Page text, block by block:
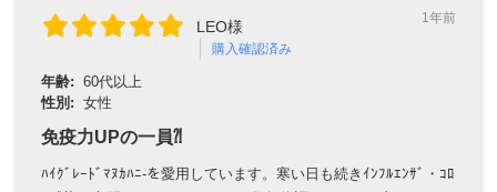
LEO様
購入確認済み
1年前
年齢: 60代以上
性別: 女性
免疫力UPの一員⁈
ﾊｲｸﾞﾚｰﾄﾞﾏﾇｶﾊﾆ-を愛用しています。寒い日も続きｲﾝﾌﾙｴﾝｻﾞ・ｺﾛ